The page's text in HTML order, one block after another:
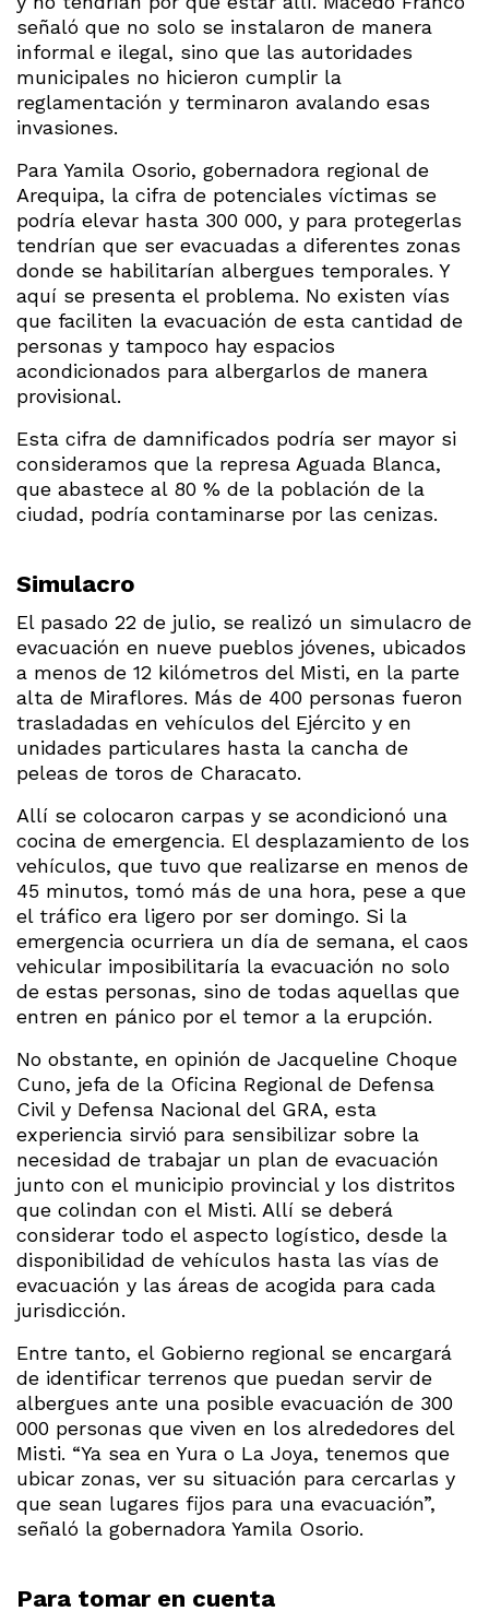
señaló que no solo se instalaron de manera
informal e ilegal, sino que las autoridades
municipales no hicieron cumplir la
reglamentación y terminaron avalando esas
invasiones.
Para Yamila Osorio, gobernadora regional de
Arequipa, la cifra de potenciales víctimas se
podría elevar hasta 300 000, y para protegerlas
tendrían que ser evacuadas a diferentes zonas
donde se habilitarían albergues temporales. Y
aquí se presenta el problema. No existen vías
que faciliten la evacuación de esta cantidad de
personas y tampoco hay espacios
acondicionados para albergarlos de manera
provisional.
Esta cifra de damnificados podría ser mayor si
consideramos que la represa Aguada Blanca,
que abastece al 80 % de la población de la
ciudad, podría contaminarse por las cenizas.
Simulacro
El pasado 22 de julio, se realizó un simulacro de
evacuación en nueve pueblos jóvenes, ubicados
a menos de 12 kilómetros del Misti, en la parte
alta de Miraflores. Más de 400 personas fueron
trasladadas en vehículos del Ejército y en
unidades particulares hasta la cancha de
peleas de toros de Characato.
Allí se colocaron carpas y se acondicionó una
cocina de emergencia. El desplazamiento de los
vehículos, que tuvo que realizarse en menos de
45 minutos, tomó más de una hora, pese a que
el tráfico era ligero por ser domingo. Si la
emergencia ocurriera un día de semana, el caos
vehicular imposibilitaría la evacuación no solo
de estas personas, sino de todas aquellas que
entren en pánico por el temor a la erupción.
No obstante, en opinión de Jacqueline Choque
Cuno, jefa de la Oficina Regional de Defensa
Civil y Defensa Nacional del GRA, esta
experiencia sirvió para sensibilizar sobre la
necesidad de trabajar un plan de evacuación
junto con el municipio provincial y los distritos
que colindan con el Misti. Allí se deberá
considerar todo el aspecto logístico, desde la
disponibilidad de vehículos hasta las vías de
evacuación y las áreas de acogida para cada
jurisdicción.
Entre tanto, el Gobierno regional se encargará
de identificar terrenos que puedan servir de
albergues ante una posible evacuación de 300
000 personas que viven en los alrededores del
Misti. “Ya sea en Yura o La Joya, tenemos que
ubicar zonas, ver su situación para cercarlas y
que sean lugares fijos para una evacuación”,
señaló la gobernadora Yamila Osorio.
Para tomar en cuenta